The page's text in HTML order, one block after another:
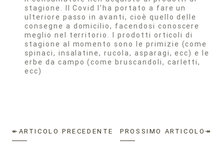
stagione. Il Covid l'ha portato a fare un
ulteriore passo in avanti, cioè quello delle
consegne a domicilio, facendosi conoscere
meglio nel territorio. I prodotti orticoli di
stagione al momento sono le primizie (come
spinaci, insalatine, rucola, asparagi, ecc) e le
erbe da campo (come bruscandoli, carletti,
ecc)
↞ARTICOLO PRECEDENTE PROSSIMO ARTICOLO↠